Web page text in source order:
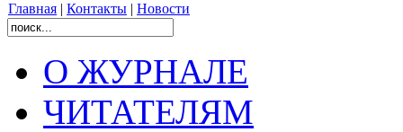
Главная | Контакты | Новости
О ЖУРНАЛЕ
ЧИТАТЕЛЯМ